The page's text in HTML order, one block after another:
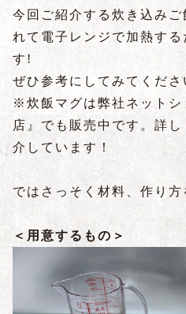
今回ご紹介する炊き込み
れて電子レンジで加熱す
す!
ぜひ参考にしてみてくださ
※炊飯マグは弊社ネットシ
店』でも販売中です。詳
介しています！
ではさっそく材料、作り方
＜用意するもの＞